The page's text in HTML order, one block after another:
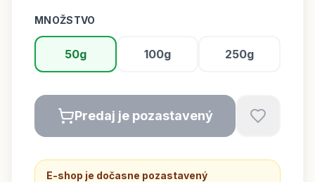
MNOŽSTVO
50g 100g 250g
Predaj je pozastavený
E-shop je dočasne pozastavený